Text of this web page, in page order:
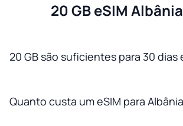
20 GB eSIM
20 GB são suficientes para 30 dias
Quanto custa um eSIM para